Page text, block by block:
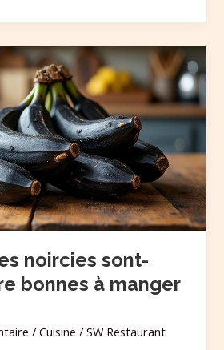
noircies sont-
bonnes à manger
/Cuisine /SW Restaurant